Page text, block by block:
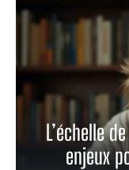
L’échelle
enjeux